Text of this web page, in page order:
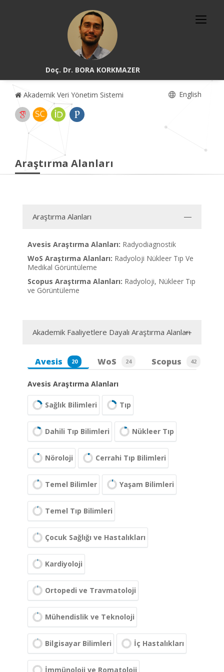
Doç. Dr. BORA KORKMAZER
Akademik Veri Yönetim Sistemi English
Araştırma Alanları
Araştırma Alanları
Avesis Araştırma Alanları: Radyodiagnostik
WoS Araştırma Alanları: Radyoloji Nükleer Tıp Ve
Medikal Görüntüleme
Scopus Araştırma Alanları: Radyoloji, Nükleer Tıp
ve Görüntüleme
Akademik Faaliyetlere Dayalı Araştırma Alanları
Avesis 20 WoS 24 Scopus 42
Avesis Araştırma Alanları
Sağlık Bilimleri Tıp
Dahili Tıp Bilimleri Nükleer Tıp
Nöroloji Cerrahi Tıp Bilimleri
Temel Bilimler Yaşam Bilimleri
Temel Tıp Bilimleri
Çocuk Sağlığı ve Hastalıkları
Kardiyoloji
Ortopedi ve Travmatoloji
Mühendislik ve Teknoloji
Bilgisayar Bilimleri İç Hastalıkları
İmmünoloji ve Romatoloji